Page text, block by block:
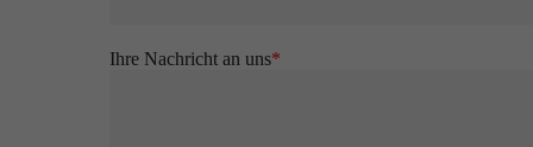
Ihre Nachricht an uns*